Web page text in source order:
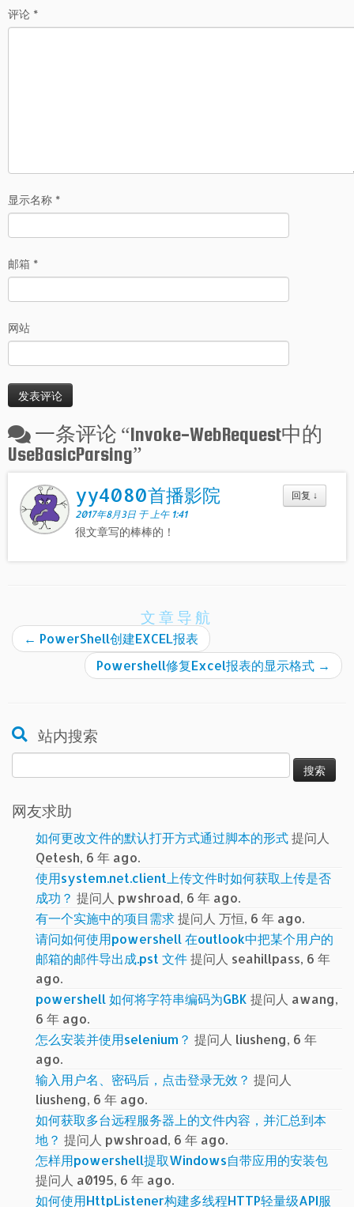
评论 *
显示名称 *
邮箱 *
网站
一条评论 “Invoke-WebRequest中的
UseBasicParsing”
回复 ↓
yy4080首播影院
2017年8月3日 于 上午 1:41
很文章写的棒棒的！
文章导航
← PowerShell创建EXCEL报表
Powershell修复Excel报表的显示格式 →
站内搜索
索：
网友求助
如何更改文件的默认打开方式通过脚本的形式提问人
Qetesh, 6 年 ago.
使用system.net.client上传文件时如何获取上传是否
成功？ 提问人 pwshroad, 6 年 ago.
有一个实施中的项目需求提问人 万恒, 6 年 ago.
请问如何使用powershell 在outlook中把某个用户的
邮箱的邮件导出成.pst 文件提问人 seahillpass, 6 年
ago.
powershell 如何将字符串编码为GBK 提问人 awang,
6 年 ago.
怎么安装并使用selenium？ 提问人 liusheng, 6 年
ago.
输入用户名、密码后，点击登录无效？ 提问人
liusheng, 6 年 ago.
如何获取多台远程服务器上的文件内容，并汇总到本
地？ 提问人 pwshroad, 6 年 ago.
怎样用powershell提取Windows自带应用的安装包
提问人 a0195, 6 年 ago.
如何使用HttpListener构建多线程HTTP轻量级API服